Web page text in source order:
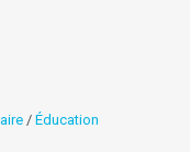
/ Éducation